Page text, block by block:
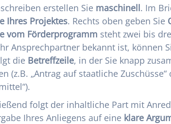
erstellen Sie maschinell. Im
Ihres Projektes. Rechts oben geben Sie
vom Förderprogramm steht zwei bis
Ansprechpartner bekannt ist, können
die Betreffzeile, in der Sie knapp
(z.B. „Antrag auf staatliche Zuschüsse“
folgt der inhaltliche Part mit
Ihres Anliegens auf eine klare